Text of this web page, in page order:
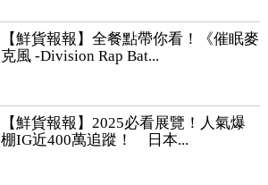
【鮮貨報報】全餐點帶你看！《催眠麥
克風 -Division Rap Bat...
【鮮貨報報】2025必看展覽！人氣爆
棚IG近400萬追蹤！ 日本...